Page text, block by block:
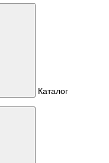
Каталог